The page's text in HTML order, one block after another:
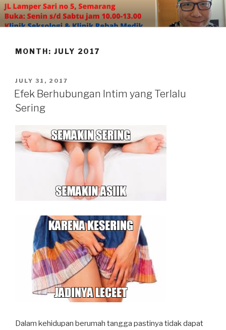
Skip
to
content
MONTH: JULY 2017
POSTED
ON
JULY 31, 2017
Efek Berhubungan Intim yang Terlalu
Sering
Dalam kehidupan berumah tangga pastinya tidak dapat